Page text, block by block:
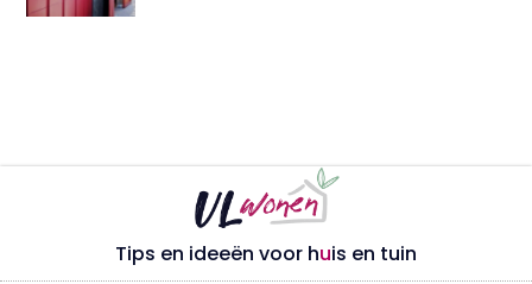
Tips en ideeën voor huis en tuin